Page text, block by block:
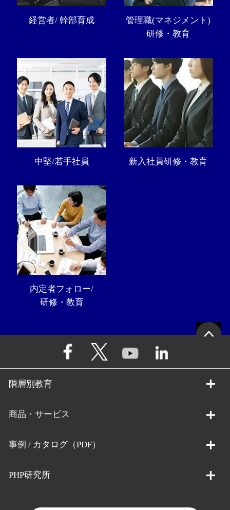
経営者/ 幹部育成
管理職(マネジメント)
研修・教育
中堅/若手社員 新入社員研修・教育
内定者フォロー/
研修・教育
階層別教育
商品・サービス
事例 / カタログ（PDF）
PHP研究所